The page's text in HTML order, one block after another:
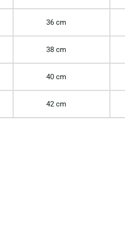
36 cm
38 cm
40 cm
42 cm